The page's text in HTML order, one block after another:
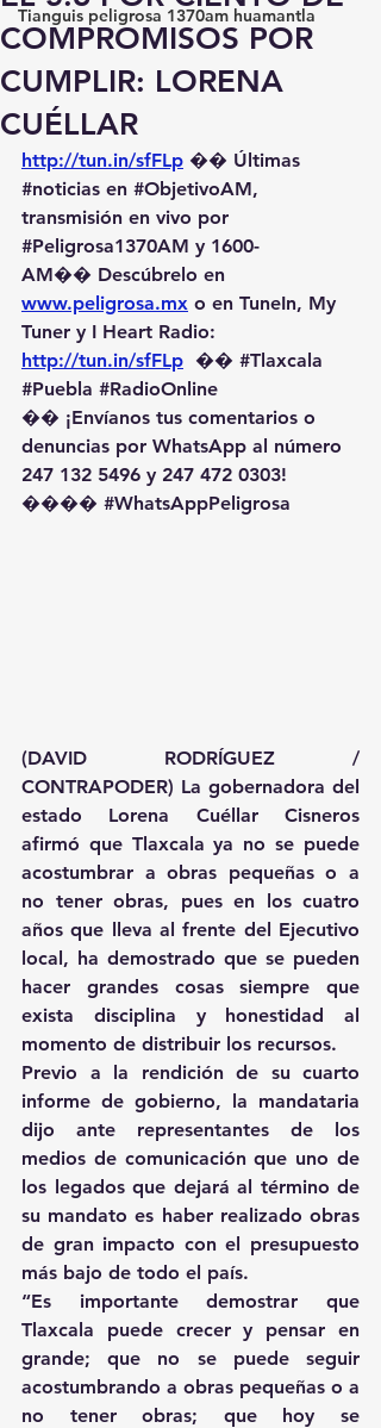
Tianguis peligrosa 1370am huamantla
COMPROMISOS POR
CUMPLIR: LORENA
CUÉLLAR
http://tun.in/sfFLp �� Últimas
#noticias en #ObjetivoAM,
transmisión en vivo por
#Peligrosa1370AM y 1600-
AM��️ Descúbrelo en
www.peligrosa.mx o en TuneIn, My
Tuner y I Heart Radio:
http://tun.in/sfFLp �� #Tlaxcala
#Puebla #RadioOnline
�� ¡Envíanos tus comentarios o
denuncias por WhatsApp al número
247 132 5496 y 247 472 0303!
��️�� #WhatsAppPeligrosa
(DAVID RODRÍGUEZ /
CONTRAPODER) La gobernadora del
estado Lorena Cuéllar Cisneros
afirmó que Tlaxcala ya no se puede
acostumbrar a obras pequeñas o a
no tener obras, pues en los cuatro
años que lleva al frente del Ejecutivo
local, ha demostrado que se pueden
hacer grandes cosas siempre que
exista disciplina y honestidad al
momento de distribuir los recursos.
Previo a la rendición de su cuarto
informe de gobierno, la mandataria
dijo ante representantes de los
medios de comunicación que uno de
los legados que dejará al término de
su mandato es haber realizado obras
de gran impacto con el presupuesto
más bajo de todo el país.
“Es importante demostrar que
Tlaxcala puede crecer y pensar en
grande; que no se puede seguir
acostumbrando a obras pequeñas o a
no tener obras; que hoy se